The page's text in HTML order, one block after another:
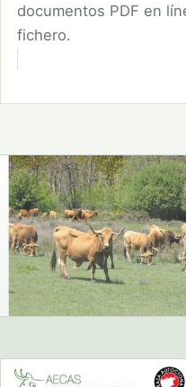
documentos PDF en
fichero.